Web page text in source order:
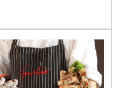
點 。